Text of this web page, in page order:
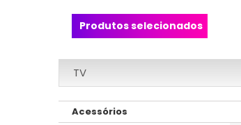
Produtos selecionados
TV
Acessórios